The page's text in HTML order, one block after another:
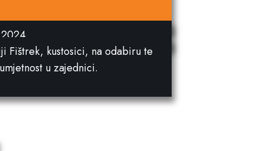
Fištrek, kustosici, na odabiru te
u zajednici.